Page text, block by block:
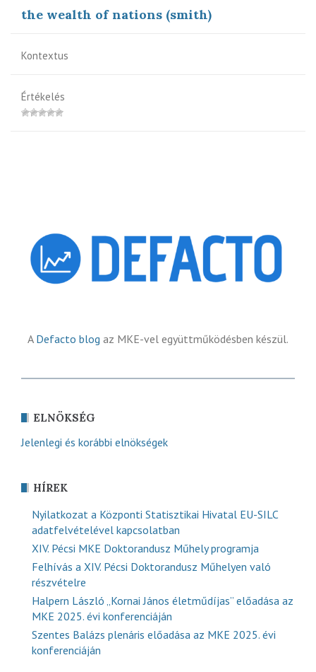
the wealth of nations (smith)
Kontextus
Értékelés
A Defacto blog az MKE-vel együttműködésben készül.
ELNÖKSÉG
Jelenlegi és korábbi elnökségek
HÍREK
Nyilatkozat a Központi Statisztikai Hivatal EU-SILC
adatfelvételével kapcsolatban
XIV. Pécsi MKE Doktorandusz Műhely programja
Felhívás a XIV. Pécsi Doktorandusz Műhelyen való
részvételre
Halpern László „Kornai János életműdíjas” előadása az
MKE 2025. évi konferenciáján
Szentes Balázs plenáris előadása az MKE 2025. évi
konferenciáján